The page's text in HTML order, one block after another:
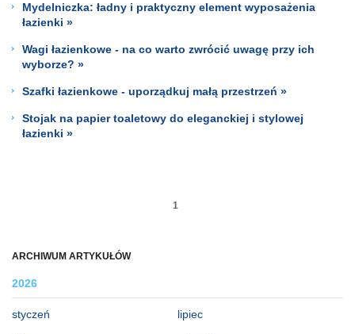
ARCHIWUM ARTYKUŁÓW
2026
styczeń lipiec
Mydelniczka: ładny i praktyczny element wyposażenia
łazienki »
Wagi łazienkowe - na co warto zwrócić uwagę przy ich
wyborze? »
Szafki łazienkowe - uporządkuj małą przestrzeń »
Stojak na papier toaletowy do eleganckiej i stylowej
łazienki »
1